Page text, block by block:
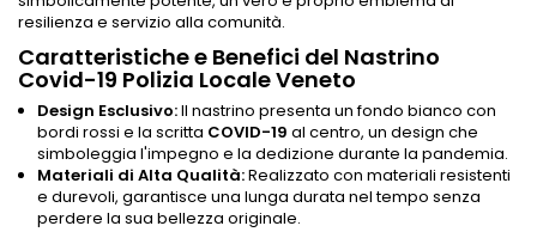
resilienza e servizio alla comunità.
Caratteristiche e Benefici del Nastrino
Covid-19 Polizia Locale Veneto
Design Esclusivo:Il nastrino presenta un fondo bianco con
bordi rossi e la scritta COVID-19 al centro, un design che
simboleggia l'impegno e la dedizione durante la pandemia.
Materiali di Alta Qualità:Realizzato con materiali resistenti
e durevoli, garantisce una lunga durata nel tempo senza
perdere la sua bellezza originale.